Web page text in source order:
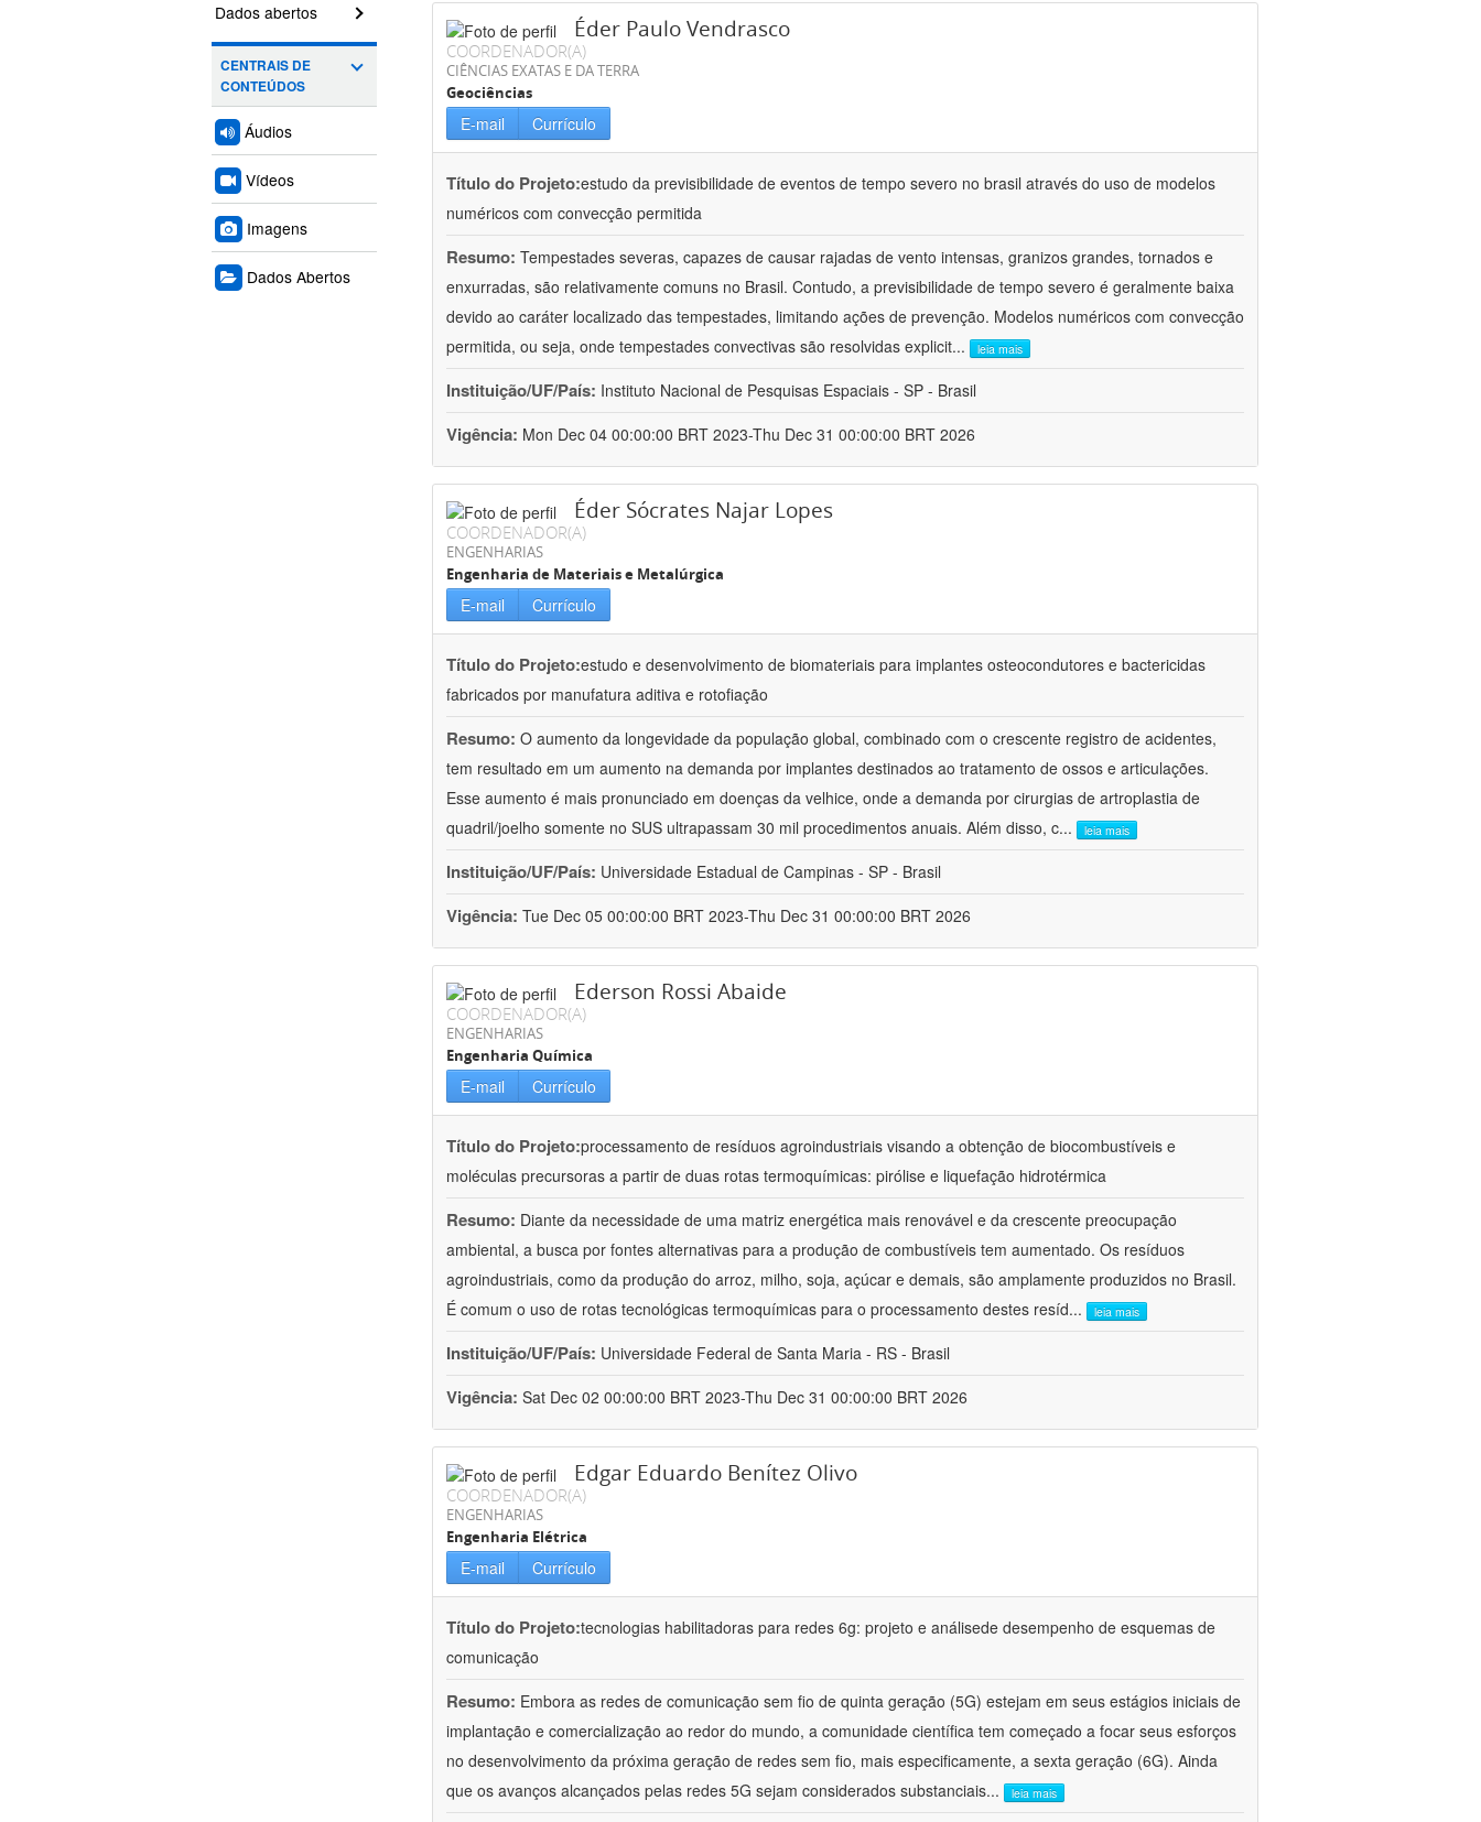
Dados abertos
CENTRAIS DE
CONTEÚDOS
Áudios
Vídeos
Imagens
Dados Abertos
Éder Paulo Vendrasco
COORDENADOR(A)
CIÊNCIAS EXATAS E DA TERRA
Geociências
E-mail Currículo
Título do Projeto:estudo da previsibilidade de eventos de tempo severo no brasil através do uso de modelos
numéricos com convecção permitida
Resumo: Tempestades severas, capazes de causar rajadas de vento intensas, granizos grandes, tornados e
enxurradas, são relativamente comuns no Brasil. Contudo, a previsibilidade de tempo severo é geralmente baixa
devido ao caráter localizado das tempestades, limitando ações de prevenção. Modelos numéricos com convecção
permitida, ou seja, onde tempestades convectivas são resolvidas explicit... leia mais
Instituição/UF/País: Instituto Nacional de Pesquisas Espaciais - SP - Brasil
Vigência: Mon Dec 04 00:00:00 BRT 2023-Thu Dec 31 00:00:00 BRT 2026
Éder Sócrates Najar Lopes
COORDENADOR(A)
ENGENHARIAS
Engenharia de Materiais e Metalúrgica
E-mail Currículo
Título do Projeto:estudo e desenvolvimento de biomateriais para implantes osteocondutores e bactericidas
fabricados por manufatura aditiva e rotofiação
Resumo: O aumento da longevidade da população global, combinado com o crescente registro de acidentes,
tem resultado em um aumento na demanda por implantes destinados ao tratamento de ossos e articulações.
Esse aumento é mais pronunciado em doenças da velhice, onde a demanda por cirurgias de artroplastia de
quadril/joelho somente no SUS ultrapassam 30 mil procedimentos anuais. Além disso, c... leia mais
Instituição/UF/País: Universidade Estadual de Campinas - SP - Brasil
Vigência: Tue Dec 05 00:00:00 BRT 2023-Thu Dec 31 00:00:00 BRT 2026
Ederson Rossi Abaide
COORDENADOR(A)
ENGENHARIAS
Engenharia Química
E-mail Currículo
Título do Projeto:processamento de resíduos agroindustriais visando a obtenção de biocombustíveis e
moléculas precursoras a partir de duas rotas termoquímicas: pirólise e liquefação hidrotérmica
Resumo: Diante da necessidade de uma matriz energética mais renovável e da crescente preocupação
ambiental, a busca por fontes alternativas para a produção de combustíveis tem aumentado. Os resíduos
agroindustriais, como da produção do arroz, milho, soja, açúcar e demais, são amplamente produzidos no Brasil.
É comum o uso de rotas tecnológicas termoquímicas para o processamento destes resíd... leia mais
Instituição/UF/País: Universidade Federal de Santa Maria - RS - Brasil
Vigência: Sat Dec 02 00:00:00 BRT 2023-Thu Dec 31 00:00:00 BRT 2026
Edgar Eduardo Benítez Olivo
COORDENADOR(A)
ENGENHARIAS
Engenharia Elétrica
E-mail Currículo
Título do Projeto:tecnologias habilitadoras para redes 6g: projeto e análisede desempenho de esquemas de
comunicação
Resumo: Embora as redes de comunicação sem fio de quinta geração (5G) estejam em seus estágios iniciais de
implantação e comercialização ao redor do mundo, a comunidade científica tem começado a focar seus esforços
no desenvolvimento da próxima geração de redes sem fio, mais especificamente, a sexta geração (6G). Ainda
que os avanços alcançados pelas redes 5G sejam considerados substanciais... leia mais